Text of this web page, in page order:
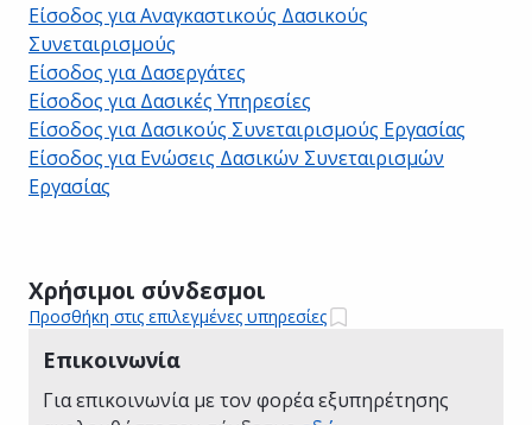
Χρήσιμοι σύνδεσμοι
Προσθήκη στις επιλεγμένες υπηρεσίες
Επικοινωνία
Για επικοινωνία με τον φορέα εξυπηρέτησης
Είσοδος για Αναγκαστικούς Δασικούς
Συνεταιρισμούς
Είσοδος για Δασεργάτες
Είσοδος για Δασικές Υπηρεσίες
Είσοδος για Δασικούς Συνεταιρισμούς Εργασίας
Είσοδος για Ενώσεις Δασικών Συνεταιρισμών
Εργασίας